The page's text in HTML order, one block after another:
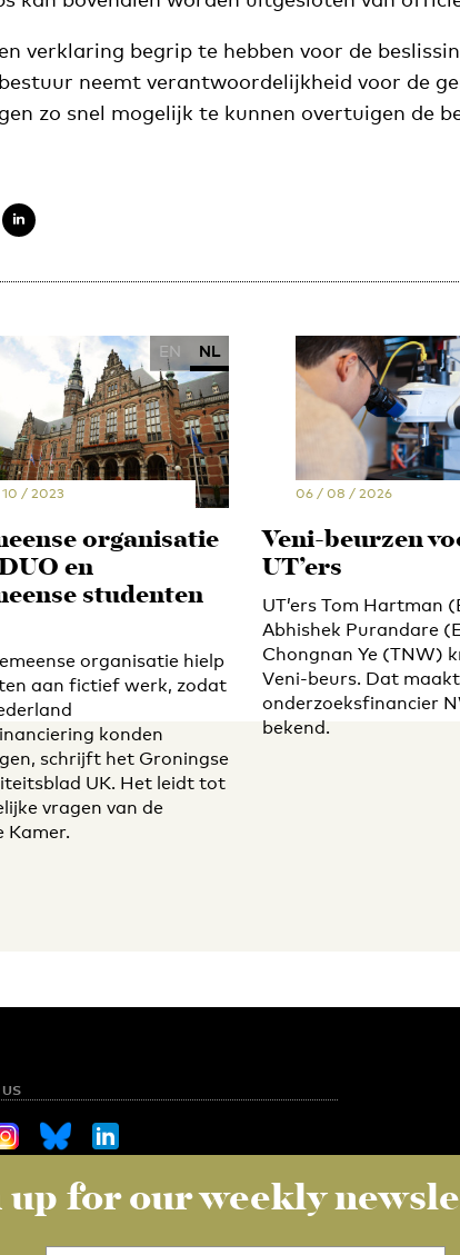
verklaring begrip te hebben voor de
neemt verantwoordelijkheid voor de
zo snel mogelijk te kunnen overtuigen de
EN NL
/ 2023
organisatie
en
studenten
organisatie hielp
aan fictief werk, zodat
konden
schrijft het Groningse
UK. Het leidt tot
vragen van de
Kamer.
06 / 08 / 2026
Veni-beurzen
UT’ers
UT’ers Tom Hartman
Abhishek Purandare
Chongnan Ye (TNW)
Veni-beurs. Dat
onderzoeksfinancier
bekend.
Sign up for our weekly newsletter
for our weekly